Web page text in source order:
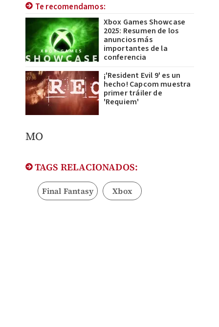
Te recomendamos:
Xbox Games Showcase
2025: Resumen de los
anuncios más
importantes de la
conferencia
¡'Resident Evil 9' es un
hecho! Capcom muestra
primer tráiler de
'Requiem'
MO
TAGS RELACIONADOS:
Final Fantasy Xbox